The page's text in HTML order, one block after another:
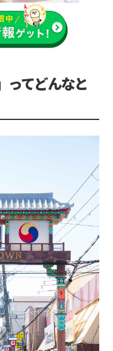
ってどんなと